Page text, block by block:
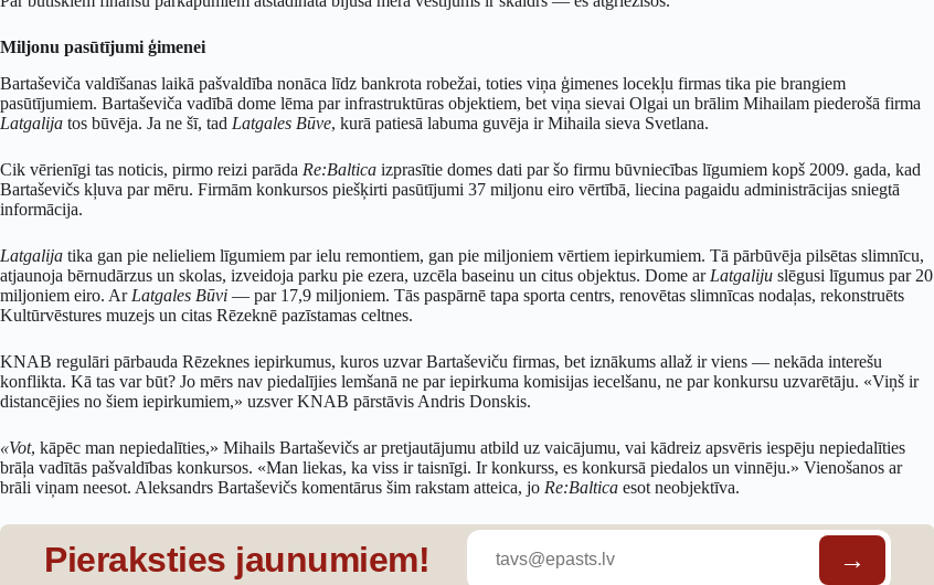
Miljonu pasūtījumi ģimenei
Bartaševiča valdīšanas laikā pašvaldība nonāca līdz bankrota robežai, toties viņa ģimenes locekļu firmas tika pie brangiem
pasūtījumiem. Bartaševiča vadībā dome lēma par infrastruktūras objektiem, bet viņa sievai Olgai un brālim Mihailam piederošā firma
Latgalija tos būvēja. Ja ne šī, tad Latgales Būve, kurā patiesā labuma guvēja ir Mihaila sieva Svetlana.
Cik vērienīgi tas noticis, pirmo reizi parāda Re:Baltica izprasītie domes dati par šo firmu būvniecības līgumiem kopš 2009. gada, kad
Bartaševičs kļuva par mēru. Firmām konkursos piešķirti pasūtījumi 37 miljonu eiro vērtībā, liecina pagaidu administrācijas sniegtā
informācija.
Latgalija tika gan pie nelieliem līgumiem par ielu remontiem, gan pie miljoniem vērtiem iepirkumiem. Tā pārbūvēja pilsētas slimnīcu,
atjaunoja bērnudārzus un skolas, izveidoja parku pie ezera, uzcēla baseinu un citus objektus. Dome ar Latgaliju slēgusi līgumus par 20
miljoniem eiro. Ar Latgales Būvi — par 17,9 miljoniem. Tās paspārnē tapa sporta centrs, renovētas slimnīcas nodaļas, rekonstruēts
Kultūrvēstures muzejs un citas Rēzeknē pazīstamas celtnes.
KNAB regulāri pārbauda Rēzeknes iepirkumus, kuros uzvar Bartaševiču firmas, bet iznākums allaž ir viens — nekāda interešu
konflikta. Kā tas var būt? Jo mērs nav piedalījies lemšanā ne par iepirkuma komisijas iecelšanu, ne par konkursu uzvarētāju. «Viņš ir
distancējies no šiem iepirkumiem,» uzsver KNAB pārstāvis Andris Donskis.
«Vot, kāpēc man nepiedalīties,» Mihails Bartaševičs ar pretjautājumu atbild uz vaicājumu, vai kādreiz apsvēris iespēju nepiedalīties
brāļa vadītās pašvaldības konkursos. «Man liekas, ka viss ir taisnīgi. Ir konkurss, es konkursā piedalos un vinnēju.» Vienošanos ar
brāli viņam neesot. Aleksandrs Bartaševičs komentārus šim rakstam atteica, jo Re:Baltica esot neobjektīva.
Pieraksties jaunumiem!